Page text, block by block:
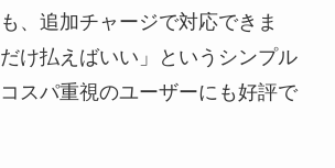
、追加チャージで対応できま
け払えばいい」というシンプル
スパ重視のユーザーにも好評で